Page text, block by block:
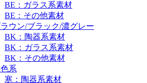
BE：ガラス系素材
BE：その他素材
ウン/ブラック/濃グレー
BK：陶器系素材
BK：ガラス系素材
BK：その他素材
系
寒：陶器系素材